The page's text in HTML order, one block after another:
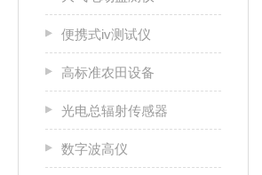
便携式iv测试仪
高标准农田设备
光电总辐射传感器
数字波高仪